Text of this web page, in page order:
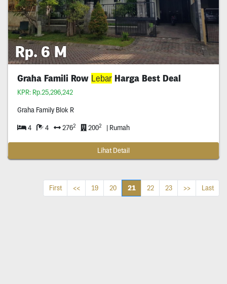
Rp. 6 M
Graha Famili Row LebarHarga Best Deal
KPR: Rp.25,296,242
Graha Family Blok R
4 4 2762 2002 | Rumah
Lihat Detail
First << 19 20 21 22 23 >> Last